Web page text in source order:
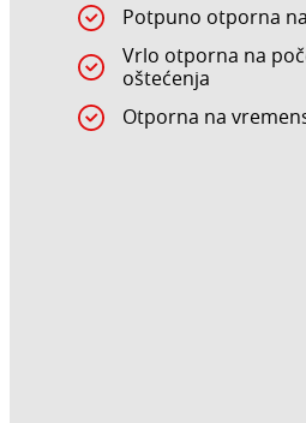
Potpuno otporna
Vrlo otporna na
oštećenja
Otporna na